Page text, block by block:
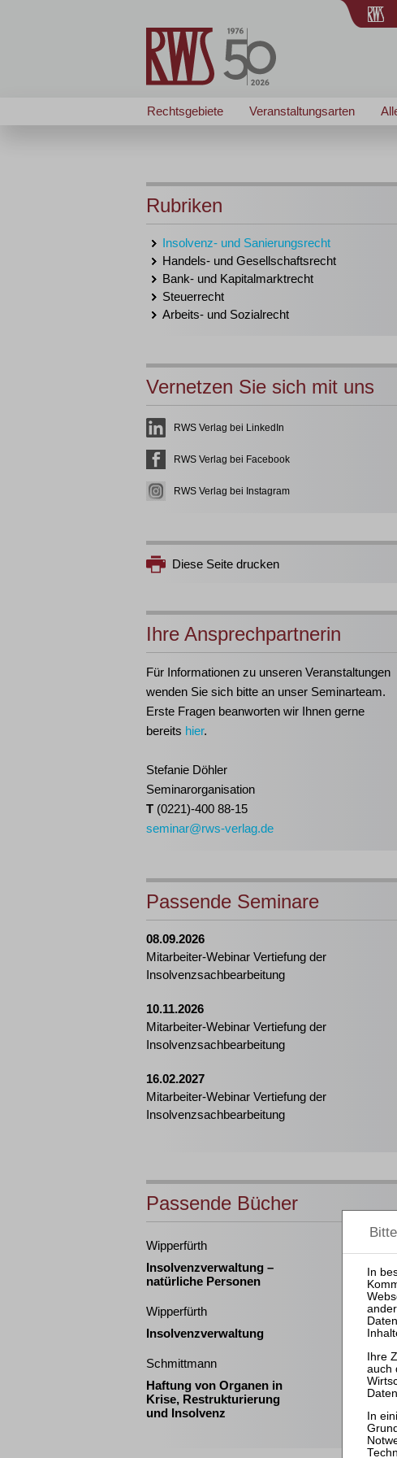
Rechtsgebiete Veranstaltungsarten
Rubriken
Insolvenz- und Sanierungsrecht
Handels- und Gesellschaftsrecht
Bank- und Kapitalmarktrecht
Steuerrecht
Arbeits- und Sozialrecht
Vernetzen Sie sich mit uns
RWS Verlag bei LinkedIn
RWS Verlag bei Facebook
RWS Verlag bei Instagram
Diese Seite drucken
Ihre Ansprechpartnerin
Für Informationen zu unseren Veranstaltungen
wenden Sie sich bitte an unser Seminarteam.
Erste Fragen beanworten wir Ihnen gerne
bereits hier.
Stefanie Döhler
Seminarorganisation
T (0221)-400 88-15
seminar@rws-verlag.de
Passende Seminare
08.09.2026
Mitarbeiter-Webinar Vertiefung der
Insolvenzsachbearbeitung
10.11.2026
Mitarbeiter-Webinar Vertiefung der
Insolvenzsachbearbeitung
16.02.2027
Mitarbeiter-Webinar Vertiefung der
Insolvenzsachbearbeitung
Passende Bücher
Wipperfürth
Insolvenzverwaltung –
natürliche Personen
Wipperfürth
Insolvenzverwaltung
Schmittmann
Haftung von Organen in
Krise, Restrukturierung
und Insolvenz